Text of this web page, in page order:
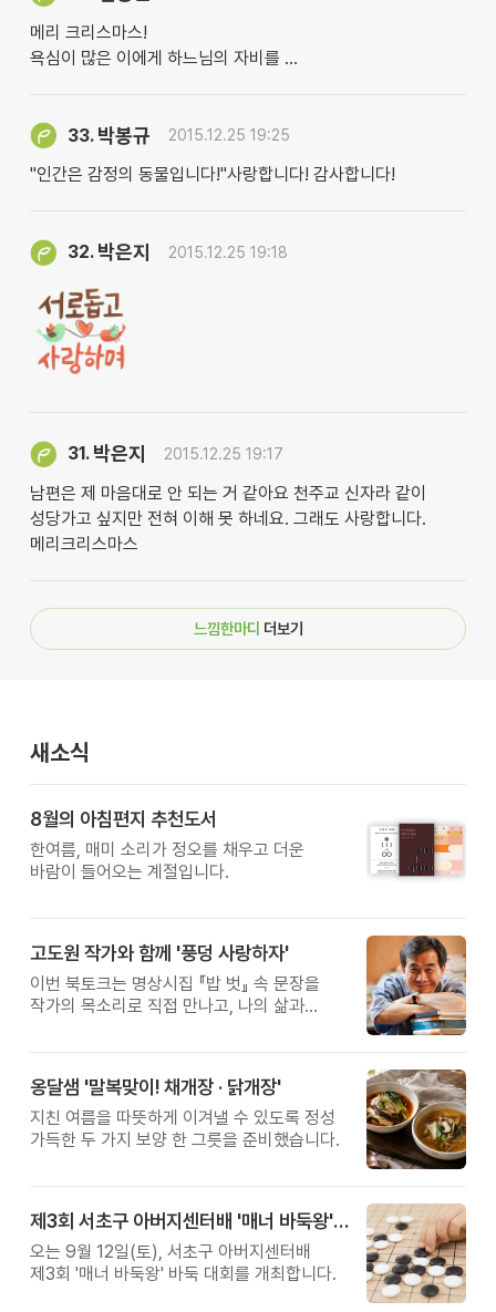
메리 크리스마스!
욕심이 많은 이에게 하느님의 자비를 ...
33. 박봉규 2015.12.25 19:25
"인간은 감정의 동물입니다!"사랑합니다! 감사합니다!
32. 박은지 2015.12.25 19:18
31. 박은지 2015.12.25 19:17
남편은 제 마음대로 안 되는 거 같아요 천주교 신자라 같이
성당가고 싶지만 전혀 이해 못 하네요. 그래도 사랑합니다.
메리크리스마스
느낌한마디 더보기
새소식
8월의 아침편지 추천도서
한여름, 매미 소리가 정오를 채우고 더운
바람이 들어오는 계절입니다.
고도원 작가와 함께 '풍덩 사랑하자'
이번 북토크는 명상시집 『밥 벗』 속 문장을
작가의 목소리로 직접 만나고, 나의 삶과
옹달샘 '말복맞이! 채개장 · 닭개장'
지친 여름을 따뜻하게 이겨낼 수 있도록 정성
가득한 두 가지 보양 한 그릇을 준비했습니다.
제3회 서초구 아버지센터배 '매너 바둑왕' 대회
오는 9월 12일(토), 서초구 아버지센터배
제3회 '매너 바둑왕' 바둑 대회를 개최합니다.